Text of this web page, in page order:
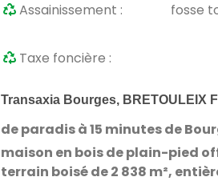
Assainissement :
fosse
Taxe foncière :
Transaxia Bourges, BRETOULEIX
de paradis à 15 minutes de
maison en bois de plain-pied
terrain boisé de 2 838 m²,